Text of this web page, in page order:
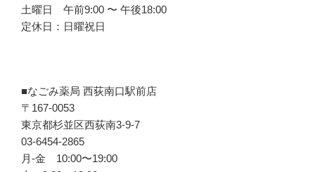
土曜日 午前9:00 〜 午後18:00
定休日：日曜祝日
■なごみ薬局 西荻南口駅前店
〒167-0053
東京都杉並区西荻南3-9-7
03-6454-2865
月-金 10:00〜19:00